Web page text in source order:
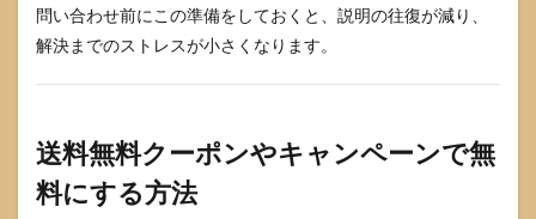
問い合わせ前にこの準備をしておくと、説明の往復が減り、
解決までのストレスが小さくなります。
送料無料クーポンやキャンペーンで無
料にする方法